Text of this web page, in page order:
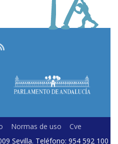
RSS
Normas de uso
Cve
Sevilla. Teléfono: 954 592 100